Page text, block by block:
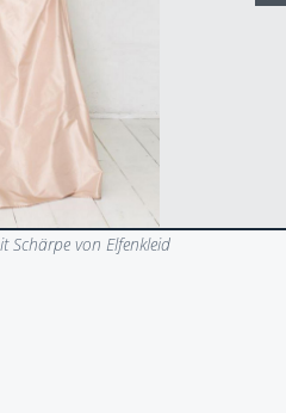
Schärpe von Elfenkleid